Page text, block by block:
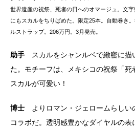
世界遺産の祝祭、死者の日へのオマージュ。文
にもスカルをちりばめた。限定25本。自動巻き
ルストラップ。206万円。3月発売。
助手 スカルをシャンルベで緻密に描
た。モチーフは、メキシコの祝祭「
スカルが可愛い！
博士 よりロマン・ジェロームらしい
コラボだ。透明感豊かなダイヤルの